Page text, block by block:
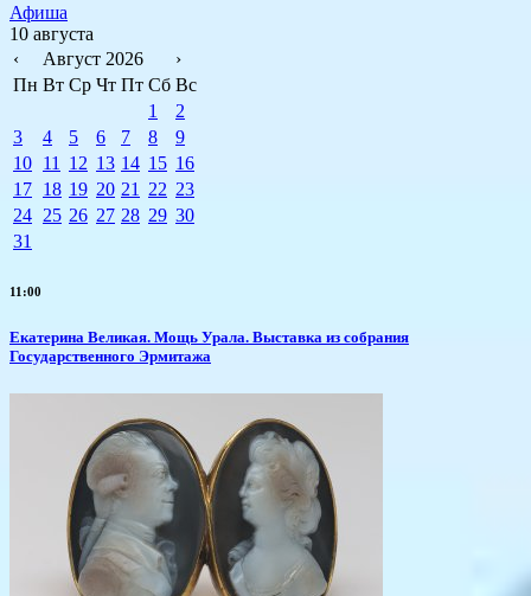
Афиша
10 августа
‹
Август 2026
›
Пн Вт Ср Чт Пт Сб Вс
1
2
3
4 5 6 7 8
9
10 11 12 13 14 15 16
17 18 19 20 21 22 23
24 25 26 27 28 29 30
31
11:00
​Екатерина Великая. Мощь Урала. Выставка из собрания
Государственного Эрмитажа